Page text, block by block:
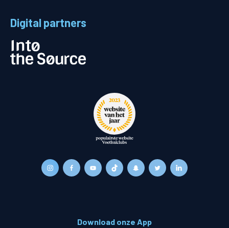
Digital partners
Download onze App